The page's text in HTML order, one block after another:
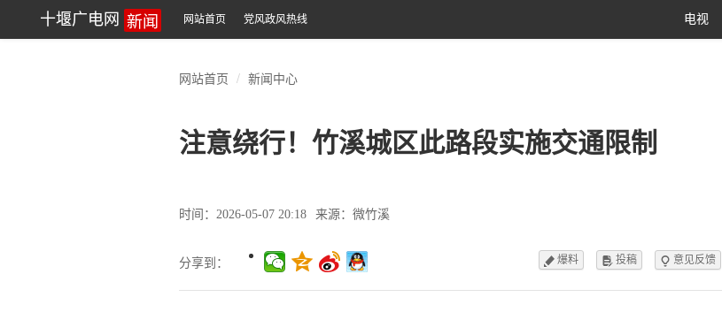
十堰广电网 新闻 网站首页 党风政风热线 电视
网站首页 新闻中心
注意绕行！竹溪城区此路段实施交通限制
时间：2026-05-07 20:18 来源：微竹溪
分享到： 爆料  投稿  意见反馈